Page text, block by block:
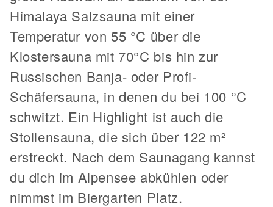
Himalaya Salzsauna mit einer
Temperatur von 55 °C über die
Klostersauna mit 70°C bis hin zur
Russischen Banja- oder Profi-
Schäfersauna, in denen du bei 100 °C
schwitzt. Ein Highlight ist auch die
Stollensauna, die sich über 122 m²
erstreckt. Nach dem Saunagang kannst
du dich im Alpensee abkühlen oder
nimmst im Biergarten Platz.